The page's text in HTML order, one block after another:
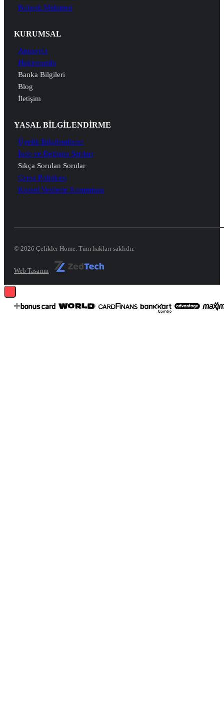
Bulaşık Makinesi
KURUMSAL
Anasayfa
Hakkımızda
Banka Bilgileri
Blog
İletişim
YASAL BİLGİLENDİRME
Üyelik Bilgilendirme
İade ve Değişim Şartları
Sıkça Sorulan Sorular
Çerez Politikası
Kişisel Verilerin Korunması
© 2026 Çelikler Home. Tüm hakları saklıdır.
Web Tasarım